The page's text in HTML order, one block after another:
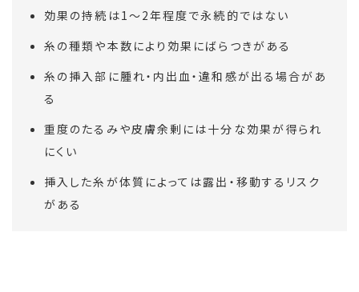
効果の持続は1〜2年程度で永続的ではない
糸の種類や本数により効果にばらつきがある
糸の挿入部に腫れ・内出血・違和感が出る場合があ
る
重度のたるみや皮膚余剰には十分な効果が得られ
にくい
挿入した糸が体質によっては露出・移動するリスク
がある